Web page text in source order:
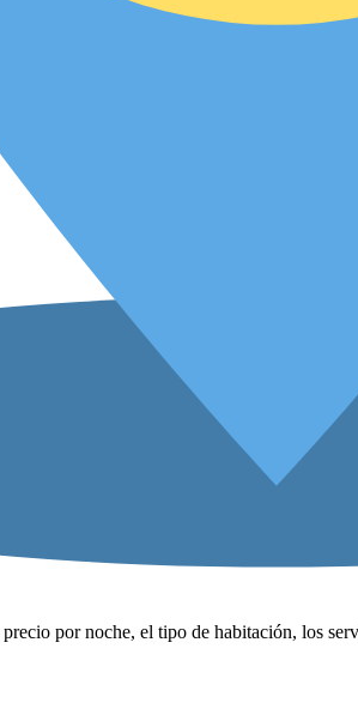
por noche, el tipo de habitación, los